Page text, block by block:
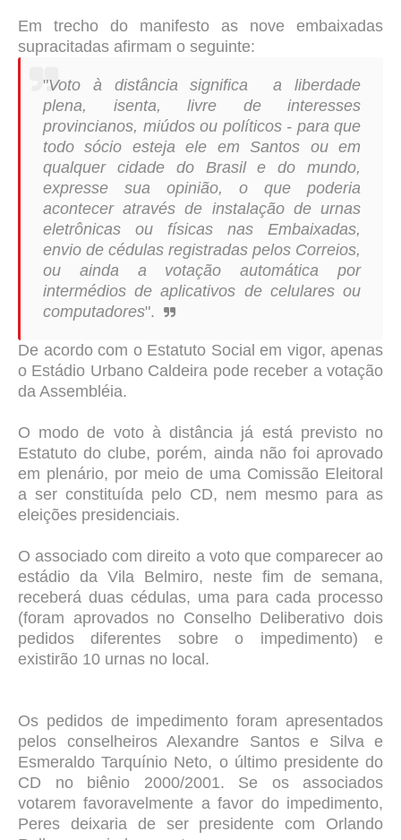
Em trecho do manifesto as nove embaixadas
supracitadas afirmam o seguinte:
"Voto à distância significa a liberdade
plena, isenta, livre de interesses
provincianos, miúdos ou políticos - para que
todo sócio esteja ele em Santos ou em
qualquer cidade do Brasil e do mundo,
expresse sua opinião, o que poderia
acontecer através de instalação de urnas
eletrônicas ou físicas nas Embaixadas,
envio de cédulas registradas pelos Correios,
ou ainda a votação automática por
intermédios de aplicativos de celulares ou
computadores".
De acordo com o Estatuto Social em vigor, apenas
o Estádio Urbano Caldeira pode receber a votação
da Assembléia.
O modo de voto à distância já está previsto no
Estatuto do clube, porém, ainda não foi aprovado
em plenário, por meio de uma Comissão Eleitoral
a ser constituída pelo CD, nem mesmo para as
eleições presidenciais.
O associado com direito a voto que comparecer ao
estádio da Vila Belmiro, neste fim de semana,
receberá duas cédulas, uma para cada processo
(foram aprovados no Conselho Deliberativo dois
pedidos diferentes sobre o impedimento) e
existirão 10 urnas no local.
Os pedidos de impedimento foram apresentados
pelos conselheiros Alexandre Santos e Silva e
Esmeraldo Tarquínio Neto, o último presidente do
CD no biênio 2000/2001. Se os associados
votarem favoravelmente a favor do impedimento,
Peres deixaria de ser presidente com Orlando